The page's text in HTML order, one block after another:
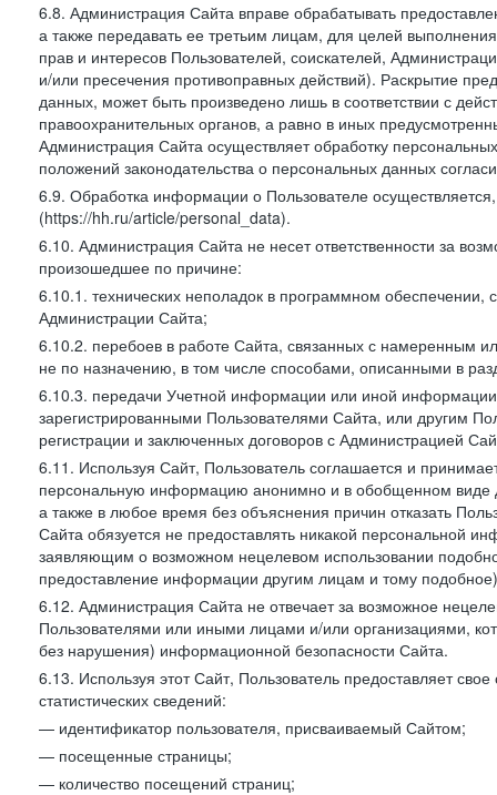
6.8. Администрация Сайта вправе обрабатывать
а также передавать ее третьим лицам, для целей
прав и интересов Пользователей, соискателей,
и/или пресечения противоправных действий). Раскрытие
данных, может быть произведено лишь в соответствии с
правоохранительных органов, а равно в иных
Администрация Сайта осуществляет обработку
положений законодательства о персональных данных
6.9. Обработка информации о Пользователе
(https://hh.ru/article/personal_data).
6.10. Администрация Сайта не несет ответственности за
произошедшее по причине:
6.10.1. технических неполадок в программном
Администрации Сайта;
6.10.2. перебоев в работе Сайта, связанных с намеренным
не по назначению, в том числе способами, описанными в
6.10.3. передачи Учетной информации или иной
зарегистрированными Пользователями Сайта, или другим
регистрации и заключенных договоров с Администрацией
6.11. Используя Сайт, Пользователь соглашается и
персональную информацию анонимно и в обобщенном виде
а также в любое время без объяснения причин отказать
Сайта обязуется не предоставлять никакой персональной
заявляющим о возможном нецелевом использовании
предоставление информации другим лицам и тому
6.12. Администрация Сайта не отвечает за возможное
Пользователями или иными лицами и/или организациями,
без нарушения) информационной безопасности Сайта.
6.13. Используя этот Сайт, Пользователь предоставляет
статистических сведений:
— идентификатор пользователя, присваиваемый Сайтом;
— посещенные страницы;
— количество посещений страниц;